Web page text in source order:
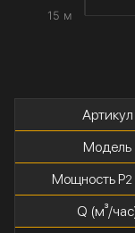
15 м
Артикул
Модель
Мощность P2
Q (м³/